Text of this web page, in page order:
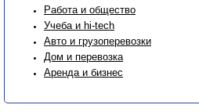
Работа и общество
Учеба и hi-tech
Авто и грузоперевозки
Дом и перевозка
Аренда и бизнес